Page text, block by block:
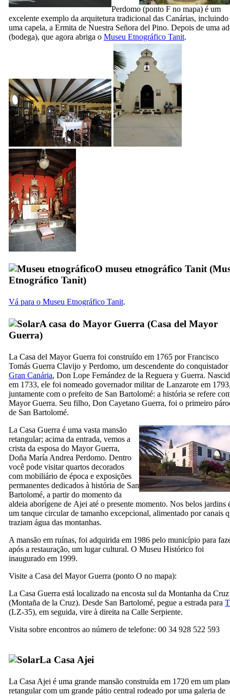
Perdomo (ponto F no mapa) é um
excelente exemplo da arquitetura tradicional das Canárias, incluindo
uma capela, a Ermita de Nuestra Señora del Pino. Depois de uma
(bodega), que agora abriga o Museu Etnográfico Tanit.
O museu etnográfico Tanit (
Etnográfico Tanit)
Vá para o Museu Etnográfico Tanit.
A casa do Mayor Guerra (Casa del Mayor
Guerra)
La Casa del Mayor Guerra foi construído em 1765 porFrancisco
Tomás Guerra Clavijo y Perdomo, um descendente do conquistador
Gran Canária, Don Lope Fernández de la Reguera y Guerra.
em 1733, ele foi nomeado governador militar de Lanzarote em
juntamente com o prefeito de San Bartolomé: a história se refere
Mayor Guerra. Seu filho, Don Cayetano Guerra, foi o primeiro
de San Bartolomé.
La Casa Guerra é uma vasta mansão
retangular; acima da entrada, vemos a
crista da esposa do Mayor Guerra,
Doña María Andrea Perdomo. Dentro
você pode visitar quartos decorados
com mobiliário de época e exposições
permanentes dedicados à história de San
Bartolomé, a partir do momento da
aldeia aborígene de Ajei até o presente momento. Nos belos jardins
um tanque circular de tamanho excepcional, alimentado por canais
traziam água das montanhas.
A mansão em ruínas, foi adquirida em 1986 pelo município para
após a restauração, um lugar cultural. O Museu Histórico foi
inaugurado em 1999.
Visite a Casa del Mayor Guerra (ponto O no mapa):
La Casa Guerra está localizado na encosta sul da Montanha da Cruz
(Montaña de la Cruz). Desde San Bartolomé, pegue a estrada para
(LZ-35), em seguida, vire à direita na Calle Serpiente.
Visita sobre encontros ao número de telefone: 00 34 928 522 593
La Casa Ajei
La Casa Ajei é uma grande mansão construída em 1720 em um
retangular com um grande pátio central rodeado por uma galeria de